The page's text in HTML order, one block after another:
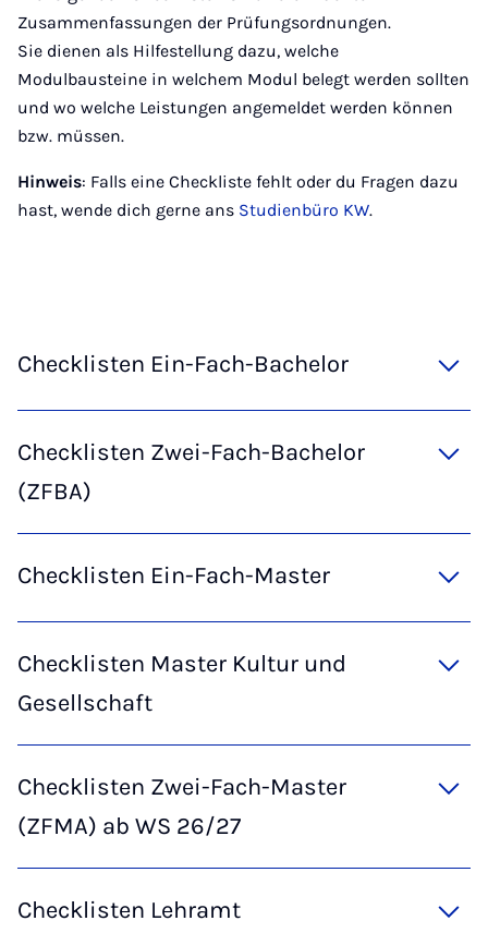
Zusammenfassungen der Prüfungsordnungen.
Sie dienen als Hilfestellung dazu, welche
Modulbausteine in welchem Modul belegt werden sollten
und wo welche Leistungen angemeldet werden können
bzw. müssen.
Hinweis: Falls eine Checkliste fehlt oder du Fragen dazu
hast, wende dich gerne ans Studienbüro KW.
Checklisten Ein-Fach-Bachelor
Checklisten Zwei-Fach-Bachelor
(ZFBA)
Checklisten Ein-Fach-Master
Checklisten Master Kultur und
Gesellschaft
Checklisten Zwei-Fach-Master
(ZFMA) ab WS 26/27
Checklisten Lehramt